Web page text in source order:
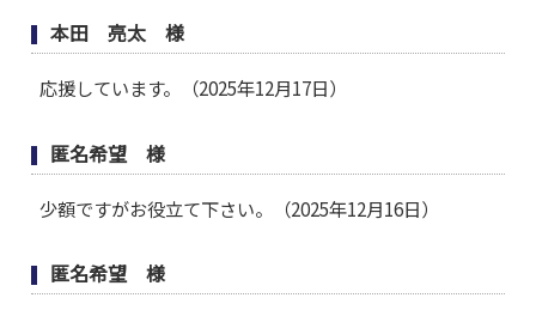
本田 亮太 様
応援しています。（2025年12月17日）
匿名希望 様
少額ですがお役立て下さい。（2025年12月16日）
匿名希望 様